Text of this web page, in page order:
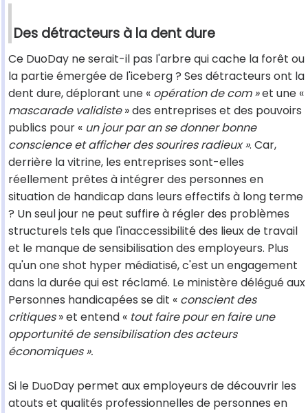
Des détracteurs à la dent dure
Ce DuoDay ne serait-il pas l'arbre qui cache la forêt ou
la partie émergée de l'iceberg ? Ses détracteurs ont la
dent dure, déplorant une « opération de com »et une «
mascarade validiste» des entreprises et des pouvoirs
publics pour « un jour par an se donner bonne
conscience et afficher des sourires radieux ». Car,
derrière la vitrine, les entreprises sont-elles
réellement prêtes à intégrer des personnes en
situation de handicap dans leurs effectifs à long terme
? Un seul jour ne peut suffire à régler des problèmes
structurels tels que l'inaccessibilité des lieux de travail
et le manque de sensibilisation des employeurs. Plus
qu'un one shot hyper médiatisé, c'est un engagement
dans la durée qui est réclamé. Le ministère délégué aux
Personnes handicapées se dit « conscient des
critiques» et entend « tout faire pour en faire une
opportunité de sensibilisation des acteurs
économiques ».
Si le DuoDay permet aux employeurs de découvrir les
atouts et qualités professionnelles de personnes en